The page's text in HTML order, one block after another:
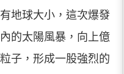
地球大小，這次爆發
的太陽風暴，向上億
子，形成一股強烈的